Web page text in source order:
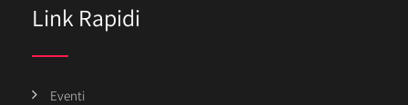
Link Rapidi
Eventi